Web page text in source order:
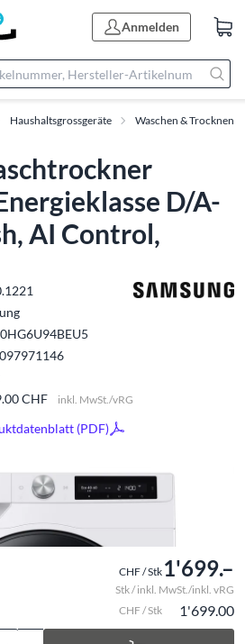
Anmelden
Haushaltsgrossgeräte Waschen & Trocknen
D/A-
AI Control,
CHF inkl. MwSt./vRG
(PDF)
CHF / Stk 1'699.–
Stk / inkl. MwSt./inkl. vRG
CHF / Stk 1'699.00